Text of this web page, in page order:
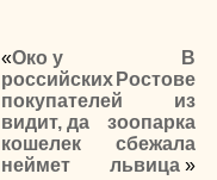
«Око у
российских
покупателей
видит, да
кошелек
неймет
В
Ростове
из
зоопарка
сбежала
львица »